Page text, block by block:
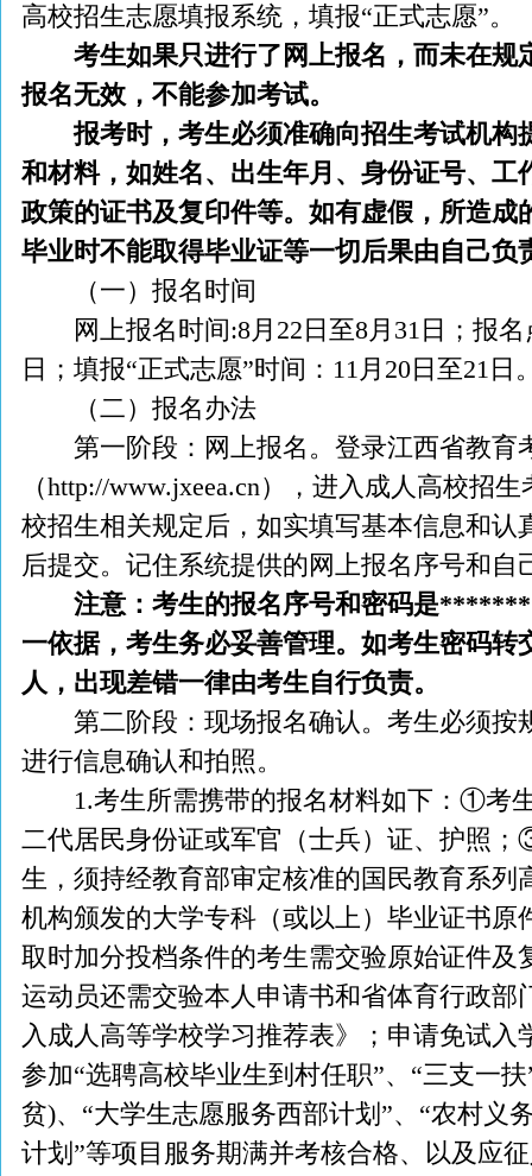
高校招生志愿填报系统，填报“正式志愿”。
考生如果只进行了网上报名，而未在规
报名无效，不能参加考试。
报考时，考生必须准确向招生考试机构
和材料，如姓名、出生年月、身份证号、工
政策的证书及复印件等。如有虚假，所造成
毕业时不能取得毕业证等一切后果由自己负
（一）报名时间
网上报名时间:8月22日至8月31日；报名
日；填报“正式志愿”时间：11月20日至21日
（二）报名办法
第一阶段：网上报名。登录江西省教育
（http://www.jxeea.cn），进入成人高校招
校招生相关规定后，如实填写基本信息和认
后提交。记住系统提供的网上报名序号和自
注意：考生的报名序号和密码是
一依据，考生务必妥善管理。如考生密码转
人，出现差错一律由考生自行负责。
第二阶段：现场报名确认。考生必须按
进行信息确认和拍照。
1.考生所需携带的报名材料如下：①考
二代居民身份证或军官（士兵）证、护照
生，须持经教育部审定核准的国民教育系列
机构颁发的大学专科（或以上）毕业证书
取时加分投档条件的考生需交验原始证件及
运动员还需交验本人申请书和省体育行政部
入成人高等学校学习推荐表》；申请免试
参加“选聘高校毕业生到村任职”、“三支一
贫)、“大学生志愿服务西部计划”、“农村义
计划”等项目服务期满并考核合格、以及应